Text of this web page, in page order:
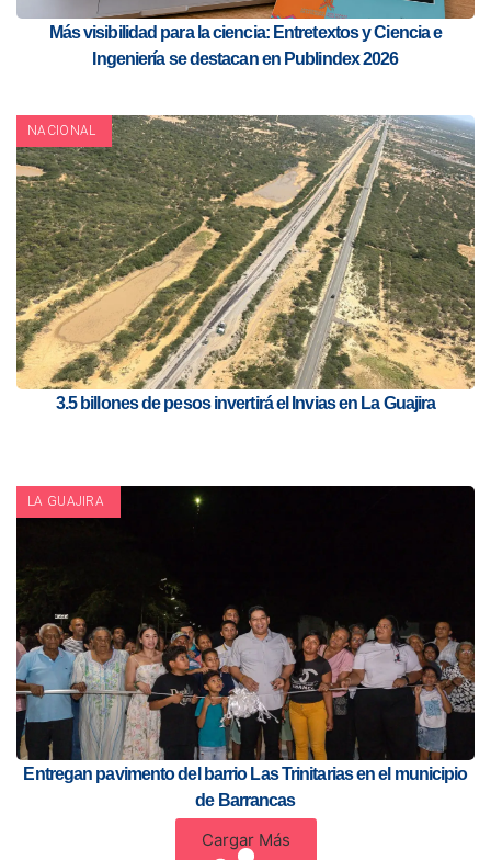
Más visibilidad para la ciencia: Entretextos y Ciencia e
Ingeniería se destacan en Publindex 2026
NACIONAL
3.5 billones de pesos invertirá el Invias en La Guajira
LA GUAJIRA
Entregan pavimento del barrio Las Trinitarias en el municipio
de Barrancas
Cargar Más